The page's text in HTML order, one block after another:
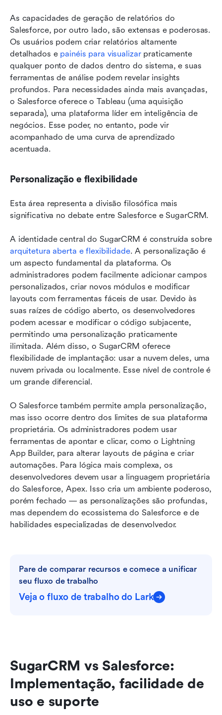
As capacidades de geração de relatórios do
Salesforce, por outro lado, são extensas e poderosas.
Os usuários podem criar relatórios altamente
detalhados e painéis para visualizar praticamente
qualquer ponto de dados dentro do sistema, e suas
ferramentas de análise podem revelar insights
profundos. Para necessidades ainda mais avançadas,
o Salesforce oferece o Tableau (uma aquisição
separada), uma plataforma líder em inteligência de
negócios. Esse poder, no entanto, pode vir
acompanhado de uma curva de aprendizado
acentuada.
Personalização e flexibilidade
Esta área representa a divisão filosófica mais
significativa no debate entre Salesforce e SugarCRM.
A identidade central do SugarCRM é construída sobre
arquitetura aberta e flexibilidade. A personalização é
um aspecto fundamental da plataforma. Os
administradores podem facilmente adicionar campos
personalizados, criar novos módulos e modificar
layouts com ferramentas fáceis de usar. Devido às
suas raízes de código aberto, os desenvolvedores
podem acessar e modificar o código subjacente,
permitindo uma personalização praticamente
ilimitada. Além disso, o SugarCRM oferece
flexibilidade de implantação: usar a nuvem deles, uma
nuvem privada ou localmente. Esse nível de controle é
um grande diferencial.
O Salesforce também permite ampla personalização,
mas isso ocorre dentro dos limites de sua plataforma
proprietária. Os administradores podem usar
ferramentas de apontar e clicar, como o Lightning
App Builder, para alterar layouts de página e criar
automações. Para lógica mais complexa, os
desenvolvedores devem usar a linguagem proprietária
do Salesforce, Apex. Isso cria um ambiente poderoso,
porém fechado — as personalizações são profundas,
mas dependem do ecossistema do Salesforce e de
habilidades especializadas de desenvolvedor.
Pare de comparar recursos e comece a unificar
seu fluxo de trabalho
Veja o fluxo de trabalho do Lark
SugarCRM vs Salesforce:
Implementação, facilidade de
uso e suporte